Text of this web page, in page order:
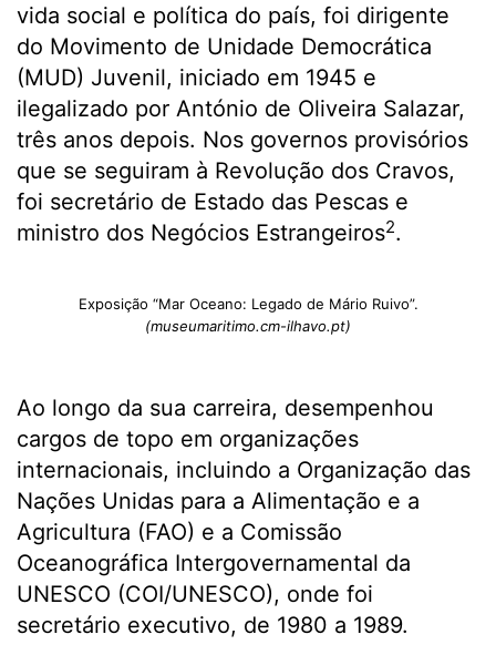
vida social e política do país, foi dirigente
do Movimento de Unidade Democrática
(MUD) Juvenil, iniciado em 1945 e
ilegalizado por António de Oliveira Salazar,
três anos depois. Nos governos provisórios
que se seguiram à Revolução dos Cravos,
foi secretário de Estado das Pescas e
ministro dos Negócios Estrangeiros2.
Exposição “Mar Oceano: Legado de Mário Ruivo”.
(museumaritimo.cm-ilhavo.pt)
Ao longo da sua carreira, desempenhou
cargos de topo em organizações
internacionais, incluindo a Organização das
Nações Unidas para a Alimentação e a
Agricultura (FAO) e a Comissão
Oceanográfica Intergovernamental da
UNESCO (COI/UNESCO), onde foi
secretário executivo, de 1980 a 1989.